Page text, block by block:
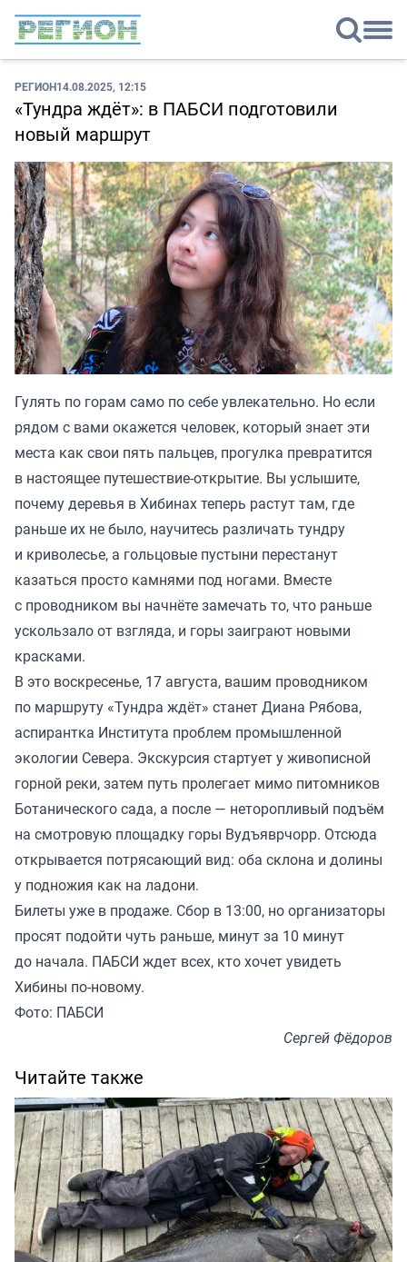
РЕГИОН14.08.2025, 12:15
«Тундра ждёт»: в ПАБСИ подготовили
новый маршрут
Гулять по горам само по себе увлекательно. Но если
рядом с вами окажется человек, который знает эти
места как свои пять пальцев, прогулка превратится
в настоящее путешествие-открытие. Вы услышите,
почему деревья в Хибинах теперь растут там, где
раньше их не было, научитесь различать тундру
и криволесье, а гольцовые пустыни перестанут
казаться просто камнями под ногами. Вместе
с проводником вы начнёте замечать то, что раньше
ускользало от взгляда, и горы заиграют новыми
красками.
В это воскресенье, 17 августа, вашим проводником
по маршруту «Тундра ждёт» станет Диана Рябова,
аспирантка Института проблем промышленной
экологии Севера. Экскурсия стартует у живописной
горной реки, затем путь пролегает мимо питомников
Ботанического сада, а после — неторопливый подъём
на смотровую площадку горы Вудъяврчорр. Отсюда
открывается потрясающий вид: оба склона и долины
у подножия как на ладони.
Билеты уже в продаже. Сбор в 13:00, но организаторы
просят подойти чуть раньше, минут за 10 минут
до начала. ПАБСИ ждет всех, кто хочет увидеть
Хибины по-новому.
Фото: ПАБСИ
Сергей Фёдоров
Читайте также